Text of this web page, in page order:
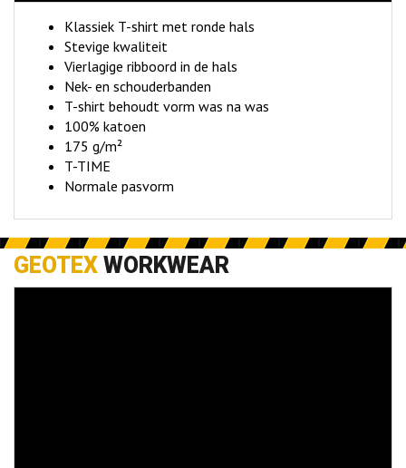
Klassiek T-shirt met ronde hals
Stevige kwaliteit
Vierlagige ribboord in de hals
Nek- en schouderbanden
T-shirt behoudt vorm was na was
100% katoen
175 g/m²
T-TIME
Normale pasvorm
GEOTEX WORKWEAR